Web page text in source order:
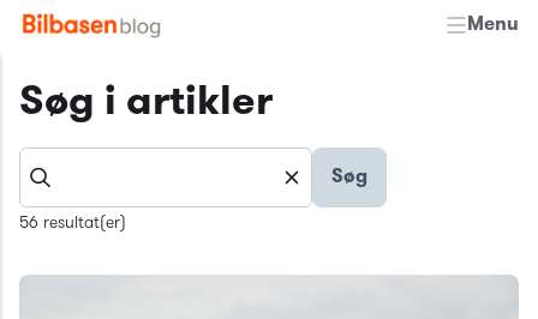
Menu
Søg i artikler
Søg
56 resultat(er)